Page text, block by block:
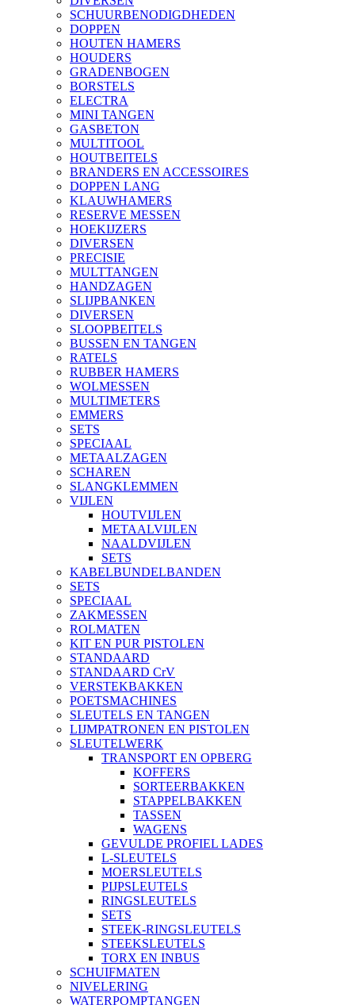
SCHUURBENODIGDHEDEN
DOPPEN
HOUTEN HAMERS
HOUDERS
GRADENBOGEN
BORSTELS
ELECTRA
MINI TANGEN
GASBETON
MULTITOOL
HOUTBEITELS
BRANDERS EN ACCESSOIRES
DOPPEN LANG
KLAUWHAMERS
RESERVE MESSEN
HOEKIJZERS
DIVERSEN
PRECISIE
MULTTANGEN
HANDZAGEN
SLIJPBANKEN
DIVERSEN
SLOOPBEITELS
BUSSEN EN TANGEN
RATELS
RUBBER HAMERS
WOLMESSEN
MULTIMETERS
EMMERS
SETS
SPECIAAL
METAALZAGEN
SCHAREN
SLANGKLEMMEN
VIJLEN
HOUTVIJLEN
METAALVIJLEN
NAALDVIJLEN
SETS
KABELBUNDELBANDEN
SETS
SPECIAAL
ZAKMESSEN
ROLMATEN
KIT EN PUR PISTOLEN
STANDAARD
STANDAARD CrV
VERSTEKBAKKEN
POETSMACHINES
SLEUTELS EN TANGEN
LIJMPATRONEN EN PISTOLEN
SLEUTELWERK
TRANSPORT EN OPBERG
KOFFERS
SORTEERBAKKEN
STAPPELBAKKEN
TASSEN
WAGENS
GEVULDE PROFIEL LADES
L-SLEUTELS
MOERSLEUTELS
PIJPSLEUTELS
RINGSLEUTELS
SETS
STEEK-RINGSLEUTELS
STEEKSLEUTELS
TORX EN INBUS
SCHUIFMATEN
NIVELERING
WATERPOMPTANGEN